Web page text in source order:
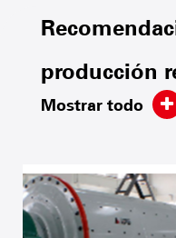
producción
Mostrar todo